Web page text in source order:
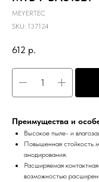
MEYERTEC
SKU: 137124
612 р.
Преимущества и
Высокое пыле- и
Повышенная стойкость
анодирования.
Расширяемая
возможностью